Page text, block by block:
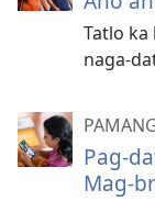
Tatlo
naga-
Pag-
Mag-